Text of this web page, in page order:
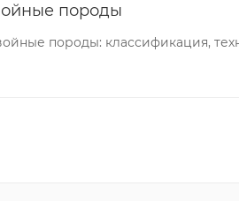
породы
породы: классификация,